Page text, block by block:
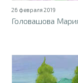
26 февраля 2019
Головашова